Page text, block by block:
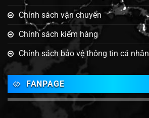
Chính sách vận chuyển
Chính sách kiểm hàng
Chính sách bảo vệ thông tin cá nhân
FANPAGE